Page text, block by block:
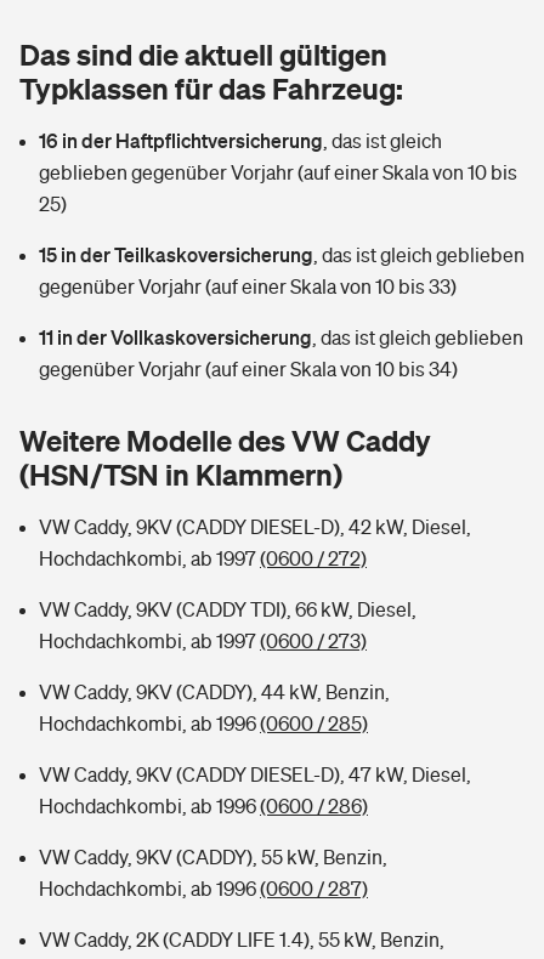
Tools
Wer versichert was: Jetzt Versicherer finden
Sie haben Fragen?
Glasversicherung
Mietkautionsversicherung
Restkreditversicherung
Hochwasser-Check: Wie gefährdet ist Ihr Haus?
Wer versichert was: Jetzt Versicherer finden
Sie haben Fragen?
Kinderunfall­ver­si­che­rung
Kinderinvalidität
Hundehalter-Haftpflicht
Private Cyberversicherung
Musikinstrumentenversicherung
Zur Übersicht
Tools
Kinderunfall-Check: Mehr Sicherheit für deine Kids
Sie haben Fragen?
Dread-Disease-Versicherung
Tierkrankenversicherung
Zur Übersicht
Tools
Wer versichert was: Jetzt Versicherer finden
Sie haben Fragen?
Rentenrechner: Wie viel Geld bekomme ich im Alter?
Das sind die aktuell gültigen
Typklassen für das Fahrzeug:
16 in der Haftpflichtversicherung das ist gleich
geblieben gegenüber Vorjahr (auf einer Skala von 10 bis
25)
15 in der Teilkaskoversicherung das ist gleich geblieben
gegenüber Vorjahr (auf einer Skala von 10 bis 33)
11 in der Vollkaskoversicherung das ist gleich geblieben
gegenüber Vorjahr (auf einer Skala von 10 bis 34)
Weitere Modelle des VW Caddy
(HSN/TSN in Klammern)
VW Caddy, 9KV (CADDY DIESEL-D), 42 kW, Diesel,
Hochdachkombi, ab 1997(0600 / 272)
VW Caddy, 9KV (CADDY TDI), 66 kW, Diesel,
Hochdachkombi, ab 1997(0600 / 273)
VW Caddy, 9KV (CADDY), 44 kW, Benzin,
Hochdachkombi, ab 1996(0600 / 285)
VW Caddy, 9KV (CADDY DIESEL-D), 47 kW, Diesel,
Hochdachkombi, ab 1996(0600 / 286)
VW Caddy, 9KV (CADDY), 55 kW, Benzin,
Hochdachkombi, ab 1996(0600 / 287)
VW Caddy, 2K (CADDY LIFE 1.4), 55 kW, Benzin,